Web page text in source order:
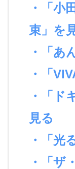
・「
束」を
・「あ
・「
・「ド
見る
・「光
・「ザ